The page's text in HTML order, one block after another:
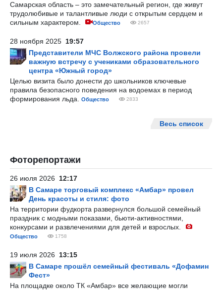
Самарская область – это замечательный регион, где живут
трудолюбивые и талантливые люди с открытым сердцем и
сильным характером.
Общество 2657
28 ноября 2025 19:57
Представители МЧС Волжского района провели
важную встречу с учениками образовательного
центра «Южный город»
Целью визита было донести до школьников ключевые
правила безопасного поведения на водоемах в период
формирования льда.
Общество 2833
Весь список
Фоторепортажи
26 июля 2026 12:17
В Самаре торговый комплекс «Амбар» провел
День красоты и стиля: фото
На территории фудкорта развернулся большой семейный
праздник с модными показами, бьюти-активностями,
конкурсами и развлечениями для детей и взрослых.
Общество 1758
19 июля 2026 13:15
В Самаре прошёл семейный фестиваль «Дофамин
Фест»
На площадке около ТК «Амбар» все желающие могли